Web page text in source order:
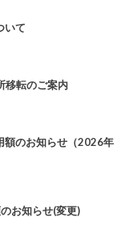
いて
移転のご案内
額のお知らせ（2026年
お知らせ(変更)